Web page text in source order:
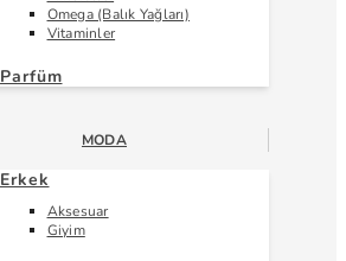
Omega (Balık Yağları)
Vitaminler
Parfüm
MODA
Erkek
Aksesuar
Giyim